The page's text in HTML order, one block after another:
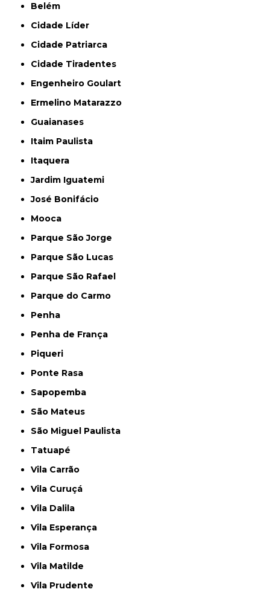
Belém
Cidade Líder
Cidade Patriarca
Cidade Tiradentes
Engenheiro Goulart
Ermelino Matarazzo
Guaianases
Itaim Paulista
Itaquera
Jardim Iguatemi
José Bonifácio
Mooca
Parque São Jorge
Parque São Lucas
Parque São Rafael
Parque do Carmo
Penha
Penha de França
Piqueri
Ponte Rasa
Sapopemba
São Mateus
São Miguel Paulista
Tatuapé
Vila Carrão
Vila Curuçá
Vila Dalila
Vila Esperança
Vila Formosa
Vila Matilde
Vila Prudente